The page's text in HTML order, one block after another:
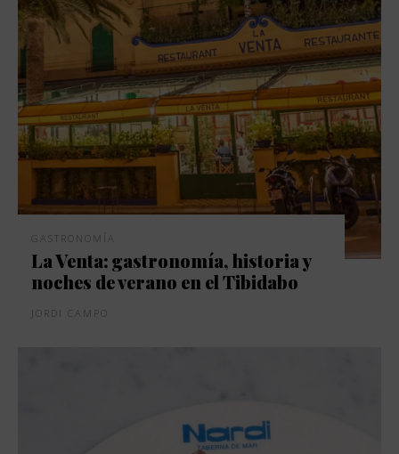
GASTRONOMÍA
La Venta: gastronomía, historia y
noches de verano en el Tibidabo
JORDI CAMPO